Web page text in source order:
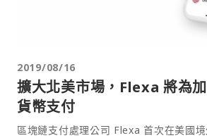
2019/08/16
擴大北美市場，Flexa 將為
貨幣支付
區塊鏈支付處理公司 Flexa 首次在美國